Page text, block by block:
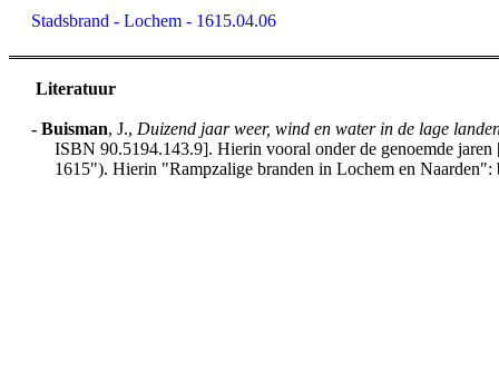
Stadsbrand - Lochem - 1615.04.06
Literatuur
- Buisman, J., Duizend jaar weer, wind en water in de lage
ISBN 90.5194.143.9]. Hierin vooral onder de genoemde
1615"). Hierin "Rampzalige branden in Lochem en